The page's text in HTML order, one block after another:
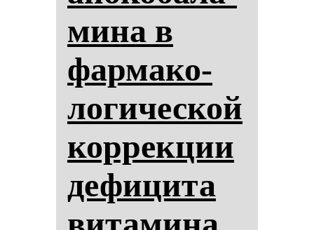
ми­на в
фар­ма­ко­
ло­ги­чес­кой
кор­рек­ции
де­фи­ци­та